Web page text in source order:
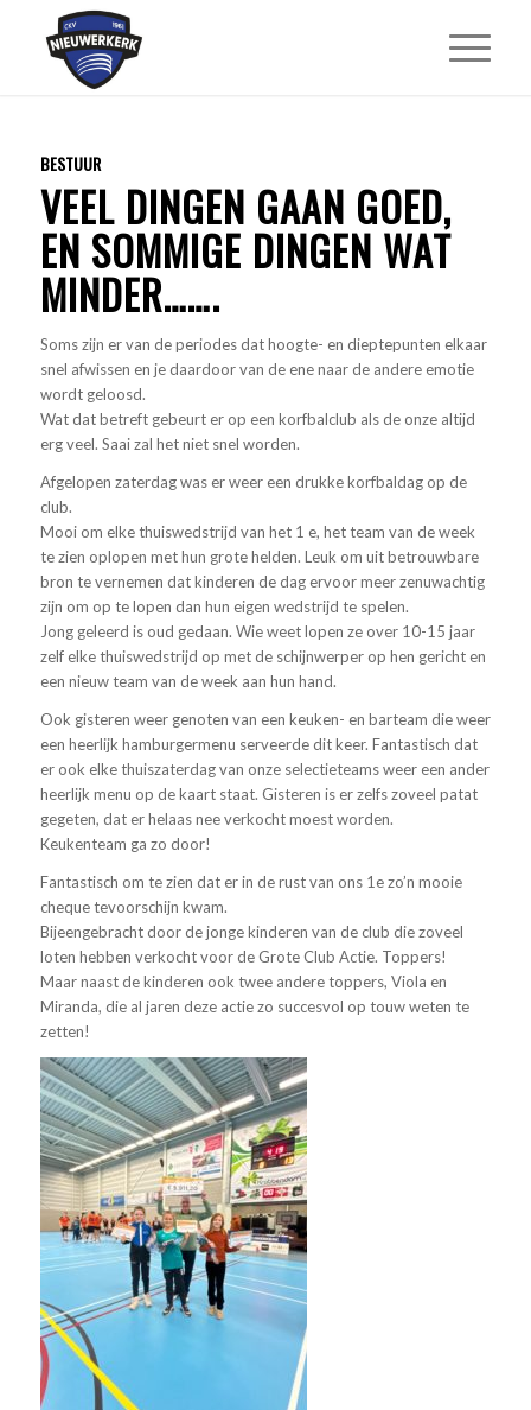
BESTUUR
VEEL DINGEN GAAN GOED,
EN SOMMIGE DINGEN WAT
MINDER…….
Soms zijn er van de periodes dat hoogte- en dieptepunten elkaar
snel afwissen en je daardoor van de ene naar de andere emotie
wordt geloosd.
Wat dat betreft gebeurt er op een korfbalclub als de onze altijd
erg veel. Saai zal het niet snel worden.
Afgelopen zaterdag was er weer een drukke korfbaldag op de
club.
Mooi om elke thuiswedstrijd van het 1 e, het team van de week
te zien oplopen met hun grote helden. Leuk om uit betrouwbare
bron te vernemen dat kinderen de dag ervoor meer zenuwachtig
zijn om op te lopen dan hun eigen wedstrijd te spelen.
Jong geleerd is oud gedaan. Wie weet lopen ze over 10-15 jaar
zelf elke thuiswedstrijd op met de schijnwerper op hen gericht en
een nieuw team van de week aan hun hand.
Ook gisteren weer genoten van een keuken- en barteam die weer
een heerlijk hamburgermenu serveerde dit keer. Fantastisch dat
er ook elke thuiszaterdag van onze selectieteams weer een ander
heerlijk menu op de kaart staat. Gisteren is er zelfs zoveel patat
gegeten, dat er helaas nee verkocht moest worden.
Keukenteam ga zo door!
Fantastisch om te zien dat er in de rust van ons 1e zo’n mooie
cheque tevoorschijn kwam.
Bijeengebracht door de jonge kinderen van de club die zoveel
loten hebben verkocht voor de Grote Club Actie. Toppers!
Maar naast de kinderen ook twee andere toppers, Viola en
Miranda, die al jaren deze actie zo succesvol op touw weten te
zetten!